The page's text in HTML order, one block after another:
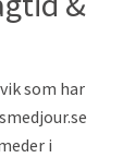
som har
i